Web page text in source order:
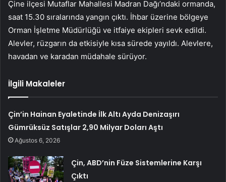
Çine ilçesi Mutaflar Mahallesi Madran Dağı’ndaki ormanda,
saat 15.30 sıralarında yangın çıktı. İhbar üzerine bölgeye
Orman İşletme Müdürlüğü ve itfaiye ekipleri sevk edildi.
Alevler, rüzgarın da etkisiyle kısa sürede yayıldı. Alevlere,
havadan ve karadan müdahale sürüyor.
İlgili Makaleler
Çin’in Hainan Eyaletinde İlk Altı Ayda Denizaşırı
Gümrüksüz Satışlar 2,90 Milyar Doları Aştı
Ağustos 6, 2026
Çin, ABD’nin Füze Sistemlerine Karşı
Çıktı